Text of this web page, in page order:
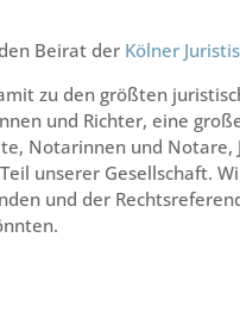
Beirat der Kölner
zu den größten
und Richter, eine
Notarinnen und Notare,
unserer Gesellschaft.
und der